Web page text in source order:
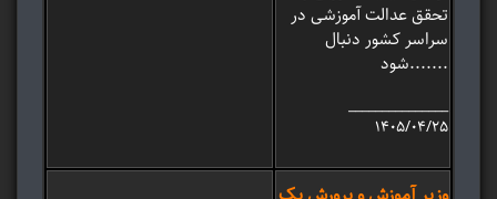
تحقق عدالت آموزشی در
سراسر کشور دنبال
شود.......
_______________
۱۴۰۵/۰۴/۲۵